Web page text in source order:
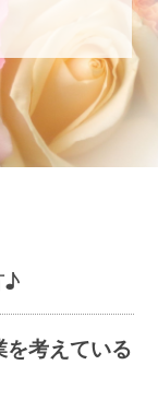
♪
を考えている